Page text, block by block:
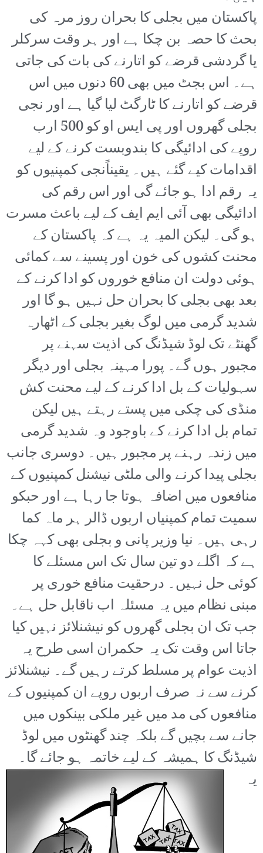
پاکستان میں بجلی کا بحران روز مرہ کی
بحث کا حصہ بن چکا ہے اور ہر وقت سرکلر
یا گردشی قرضے کو اتارنے کی بات کی جاتی
ہے۔ اس بجٹ میں بھی 60 دنوں میں اس
قرضے کو اتارنے کا ٹارگٹ لیا گیا ہے اور نجی
بجلی گھروں اور پی ایس او کو 500 ارب
روپے کی ادائیگی کا بندوبست کرنے کے لیے
اقدامات کیے گئے ہیں۔ یقیناًنجی کمپنیوں کو
یہ رقم ادا ہو جائے گی اور اس رقم کی
ادائیگی بھی آئی ایم ایف کے لیے باعث مسرت
ہو گی۔ لیکن المیہ یہ ہے کہ پاکستان کے
محنت کشوں کی خون اور پسینے سے کمائی
ہوئی دولت ان منافع خوروں کو ادا کرنے کے
بعد بھی بجلی کا بحران حل نہیں ہو گا اور
شدید گرمی میں لوگ بغیر بجلی کے اٹھارہ
گھنٹے تک لوڈ شیڈنگ کی اذیت سہنے پر
مجبور ہوں گے۔ پورا مہینہ بجلی اور دیگر
سہولیات کے بل ادا کرنے کے لیے محنت کش
منڈی کی چکی میں پستے رہتے ہیں لیکن
تمام بل ادا کرنے کے باوجود وہ شدید گرمی
میں زندہ رہنے پر مجبور ہیں۔ دوسری جانب
بجلی پیدا کرنے والی ملٹی نیشنل کمپنیوں کے
منافعوں میں اضافہ ہوتا جا رہا ہے اور حبکو
سمیت تمام کمپنیاں اربوں ڈالر ہر ماہ کما
رہی ہیں۔ نیا وزیر پانی و بجلی بھی کہہ چکا
ہے کہ اگلے دو تین سال تک اس مسئلے کا
کوئی حل نہیں۔ درحقیت منافع خوری پر
مبنی نظام میں یہ مسئلہ اب ناقابل حل ہے۔
جب تک ان بجلی گھروں کو نیشنلائز نہیں کیا
جاتا اس وقت تک یہ حکمران اسی طرح یہ
اذیت عوام پر مسلط کرتے رہیں گے۔ نیشنلائز
کرنے سے نہ صرف اربوں روپے ان کمپنیوں کے
منافعوں کی مد میں غیر ملکی بینکوں میں
جانے سے بچیں گے بلکہ چند گھنٹوں میں لوڈ
شیڈنگ کا ہمیشہ کے لیے خاتمہ ہو جائے گا۔
یہ